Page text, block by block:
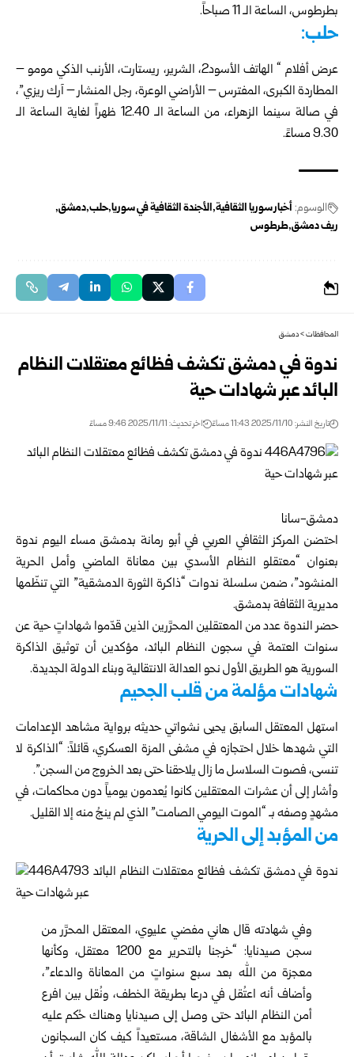
بطرطوس، الساعة الـ 11 صباحاً.
حلب:
عرض أفلام “ الهاتف الأسود2، الشرير، ريستارت، الأرنب الذكي مومو –
المطاردة الكبرى، المفترس – الأراضي الوعرة، رجل المنشار – آرك ريزي”،
في صالة سينما الزهراء، من الساعة الـ 12.40 ظهراً لغاية الساعة الـ
9.30 مساءً.
الوسوم:أخبار سوريا الثقافية الأجندة الثقافية في سوريا حلب دمشق
ريف دمشق طرطوس
المحافظات>دمشق
ندوة في دمشق تكشف فظائع معتقلات النظام
البائد عبر شهادات حية
تاريخ النشر: 2025/11/10 11:43 مساءً اخر تحديث: 2025/11/11 9:46 مساءً
دمشق-سانا
احتضن المركز الثقافي العربي في أبو رمانة بدمشق مساء اليوم ندوة
بعنوان “معتقلو النظام الأسدي بين معاناة الماضي وأمل الحرية
المنشود”، ضمن سلسلة ندوات “ذاكرة الثورة الدمشقية” التي تنظّمها
مديرية الثقافة بدمشق.
حضر الندوة عدد من المعتقلين المحرَّرين الذين قدّموا شهاداتٍ حية عن
سنوات العتمة في سجون النظام البائد، مؤكدين أن توثيق الذاكرة
السورية هو الطريق الأول نحو العدالة الانتقالية وبناء الدولة الجديدة.
شهادات مؤلمة من قلب الجحيم
استهل المعتقل السابق يحيى نشواتي حديثه برواية مشاهد الإعدامات
التي شهدها خلال احتجازه في مشفى المزة العسكري، قائلاً: “الذاكرة لا
تنسى، فصوت السلاسل ما زال يلاحقنا حتى بعد الخروج من السجن”.
وأشار إلى أن عشرات المعتقلين كانوا يُعدمون يومياً دون محاكمات، في
مشهدٍ وصفه بـ “الموت اليومي الصامت” الذي لم ينجُ منه إلا القليل.
من المؤبد إلى الحرية
وفي شهادته قال هاني مفضي عليوي، المعتقل المحرَّر من
سجن صيدنايا: “خرجنا بالتحرير مع 1200 معتقل، وكأنها
معجزة من الله بعد سبع سنواتٍ من المعاناة والدعاء”،
وأضاف أنه اعتُقل في درعا بطريقة الخطف، ونُقل بين افرع
أمن النظام البائد حتى وصل إلى صيدنايا وهناك حُكم عليه
بالمؤبد مع الأشغال الشاقة، مستعيداً كيف كان السجانون